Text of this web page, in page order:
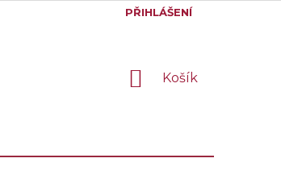
PŘIHLÁŠENÍ
NÁKUPNÍ
Košík